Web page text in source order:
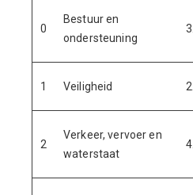
0
Bestuur en
ondersteuning
1 Veiligheid
2
Verkeer, vervoer en
waterstaat